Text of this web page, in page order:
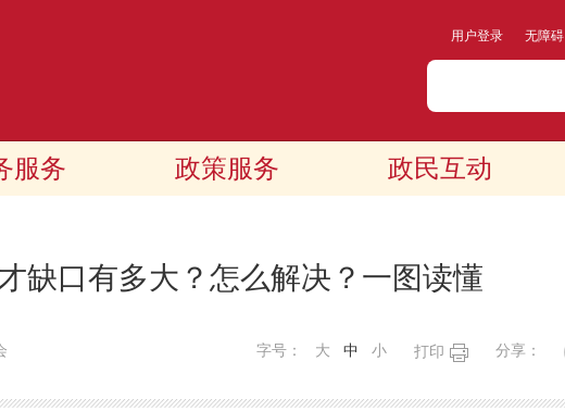
用户登录 无障碍
服务 政策服务 政民互动
缺口有多大？怎么解决？一图读懂
分享：
打印
字号： 大 中 小